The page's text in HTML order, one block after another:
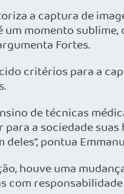
a captura de
um momento
Fortes.
critérios para a
de técnicas
a sociedade
pontua
houve uma
com